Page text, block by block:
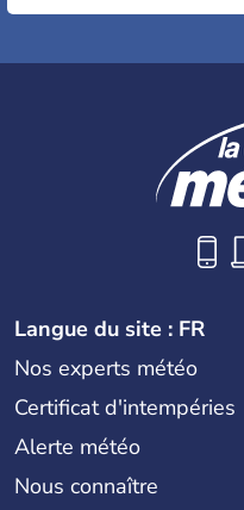
Langue du site : FR
Nos experts météo
Certificat d'intempéries
Alerte météo
Nous connaître